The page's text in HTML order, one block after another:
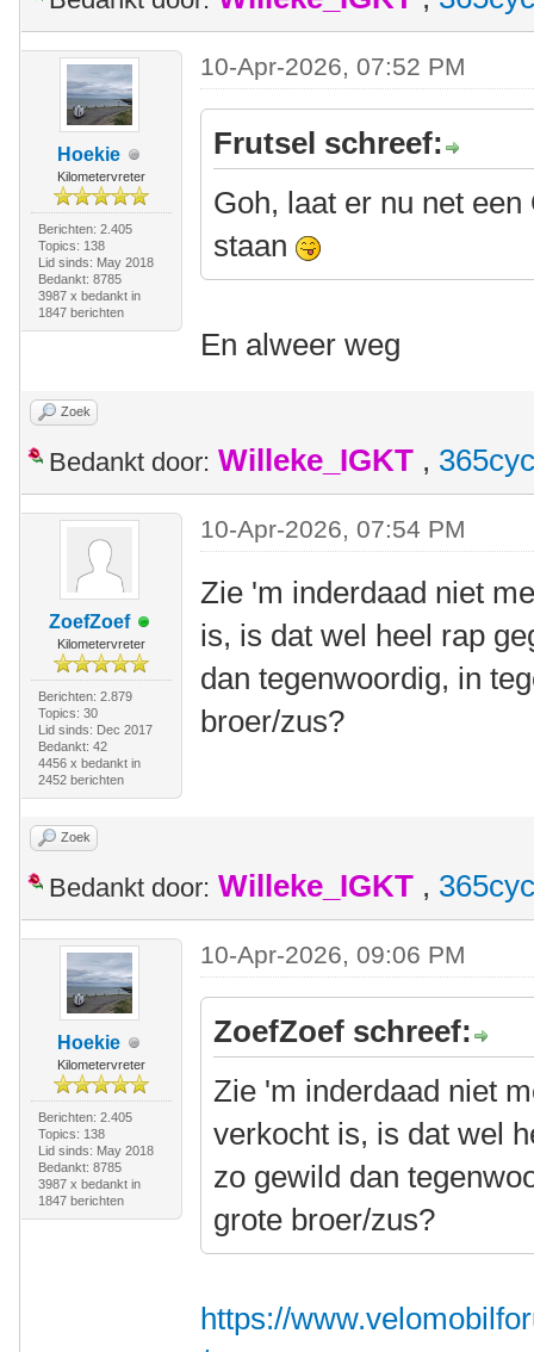
Hoekie
Kilometervreter
Berichten: 2.405
Topics: 138
Lid sinds: May 2018
Bedankt: 8785
3987 x bedankt in
1847 berichten
10-Apr-2026, 07:52 PM
Frutsel schreef:
Goh, laat er nu net
staan
En alweer weg
Zoek
Bedankt door: Willeke_IGKT ,
ZoefZoef
Kilometervreter
Berichten: 2.879
Topics: 30
Lid sinds: Dec 2017
Bedankt: 42
4456 x bedankt in
2452 berichten
10-Apr-2026, 07:54 PM
Zie 'm inderdaad niet
is, is dat wel heel rap
dan tegenwoordig, in
broer/zus?
Zoek
Bedankt door: Willeke_IGKT ,
Hoekie
Kilometervreter
Berichten: 2.405
Topics: 138
Lid sinds: May 2018
Bedankt: 8785
3987 x bedankt in
1847 berichten
10-Apr-2026, 09:06 PM
ZoefZoef schreef:
Zie 'm inderdaad niet
verkocht is, is dat wel
zo gewild dan
grote broer/zus?
https://